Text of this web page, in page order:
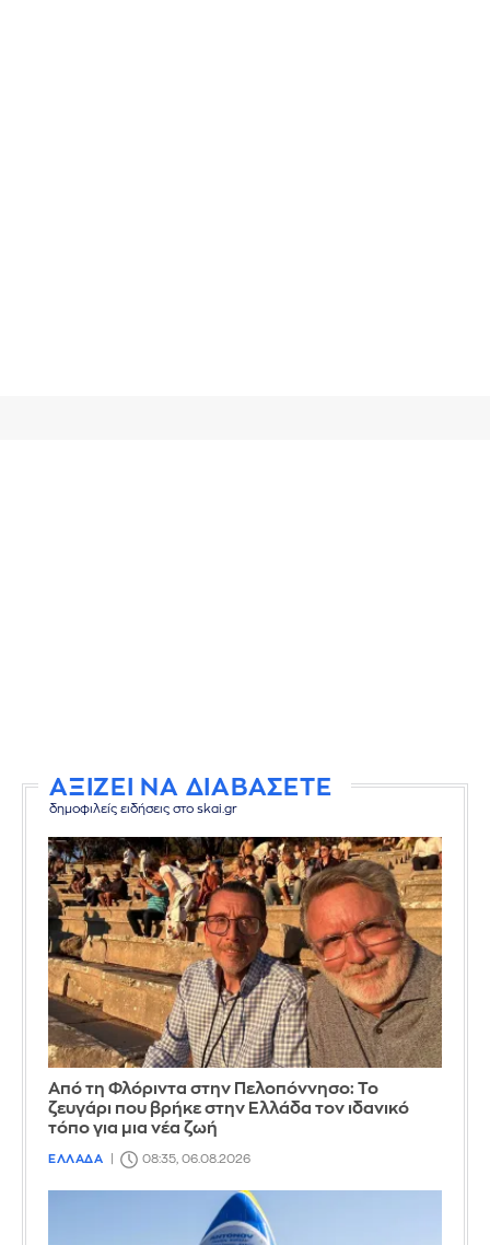
ΑΞΙΖΕΙ ΝΑ ΔΙΑΒΑΣΕΤΕ
δημοφιλείς ειδήσεις στο skai.gr
Από τη Φλόριντα στην Πελοπόννησο: Το
ζευγάρι που βρήκε στην Ελλάδα τον ιδανικό
τόπο για μια νέα ζωή
ΕΛΛΑΔΑ 08:35, 06.08.2026